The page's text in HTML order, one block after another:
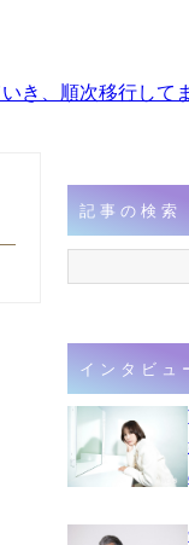
き、順次移行して
記事の検索
インタビュ